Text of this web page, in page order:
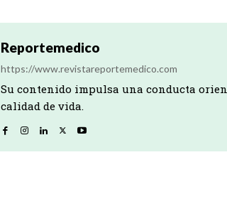
Reportemedico
https://www.revistareportemedico.com
Su contenido impulsa una conducta
calidad de vida.